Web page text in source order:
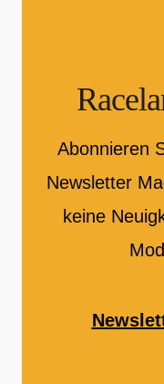
Abonnieren
Newsletter
keine